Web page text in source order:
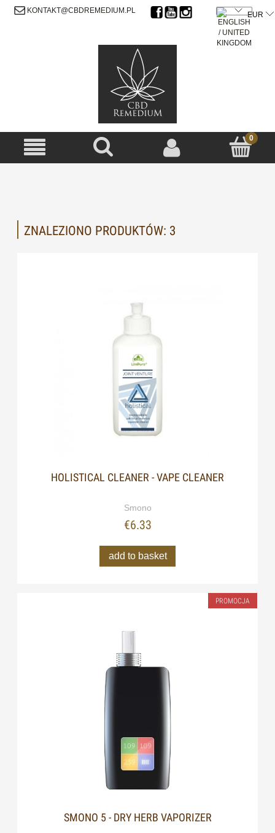
KONTAKT@CBDREMEDIUM.PL
ZNALEZIONO PRODUKTÓW: 3
HOLISTICAL CLEANER - VAPE CLEANER
Smono
€6.33
add to basket
SMONO 5 - DRY HERB VAPORIZER
PROMOCJA